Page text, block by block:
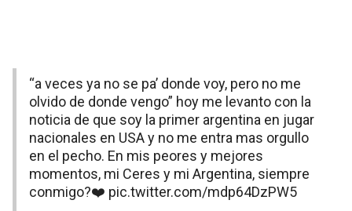
“a veces ya no se pa’ donde voy, pero no me
olvido de donde vengo” hoy me levanto con la
noticia de que soy la primer argentina en jugar
nacionales en USA y no me entra mas orgullo
en el pecho. En mis peores y mejores
momentos, mi Ceres y mi Argentina, siempre
conmigo?❤️ pic.twitter.com/mdp64DzPW5